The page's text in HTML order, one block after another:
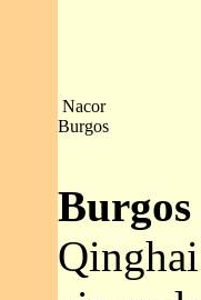
Nacor
Burgos
Burgos